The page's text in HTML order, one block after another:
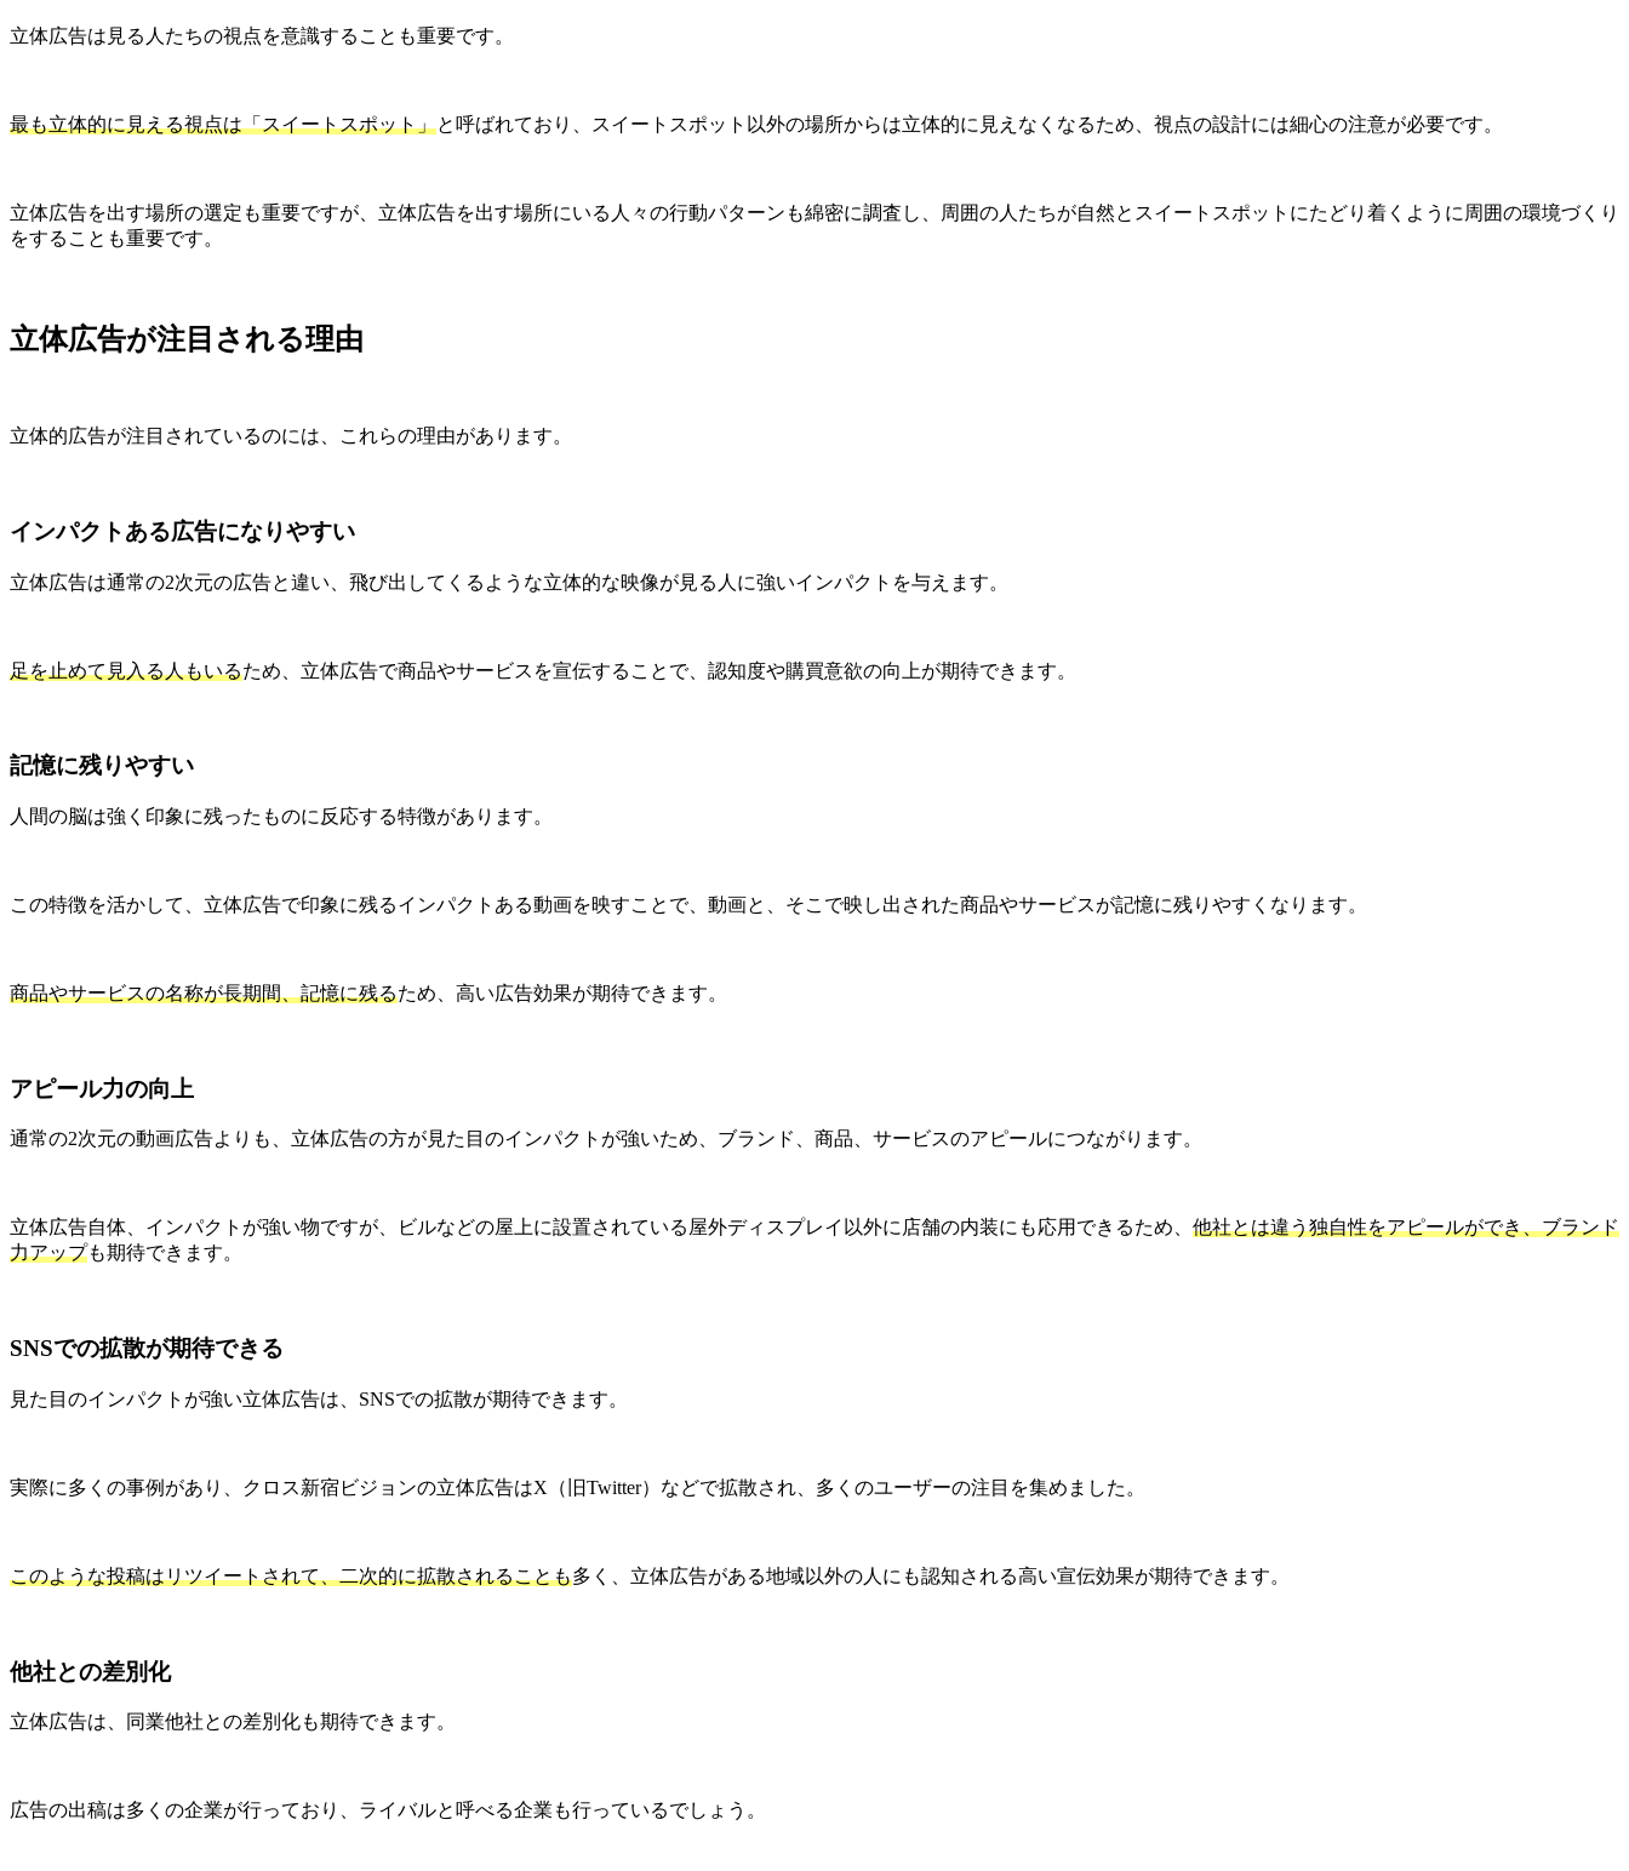
立体広告は見る人たちの視点を意識することも重要です。
最も立体的に見える視点は「スイートスポット」と呼ばれており、スイートスポット以外の場所からは立体的に見えなくなるため、視点の設計には細心の注意が必要です。
立体広告を出す場所の選定も重要ですが、立体広告を出す場所にいる人々の行動パターンも綿密に調査し、周囲の人たちが自然とスイートスポットにたどり着くように周囲の環境づくり
をすることも重要です。
立体広告が注目される理由
立体的広告が注目されているのには、これらの理由があります。
インパクトある広告になりやすい
立体広告は通常の2次元の広告と違い、飛び出してくるような立体的な映像が見る人に強いインパクトを与えます。
足を止めて見入る人もいるため、立体広告で商品やサービスを宣伝することで、認知度や購買意欲の向上が期待できます。
記憶に残りやすい
人間の脳は強く印象に残ったものに反応する特徴があります。
この特徴を活かして、立体広告で印象に残るインパクトある動画を映すことで、動画と、そこで映し出された商品やサービスが記憶に残りやすくなります。
商品やサービスの名称が長期間、記憶に残るため、高い広告効果が期待できます。
アピール力の向上
通常の2次元の動画広告よりも、立体広告の方が見た目のインパクトが強いため、ブランド、商品、サービスのアピールにつながります。
立体広告自体、インパクトが強い物ですが、ビルなどの屋上に設置されている屋外ディスプレイ以外に店舗の内装にも応用できるため、 他社とは違う独自性をアピールができ、ブランド
力アップも期待できます。
SNSでの拡散が期待できる
見た目のインパクトが強い立体広告は、SNSでの拡散が期待できます。
実際に多くの事例があり、クロス新宿ビジョンの立体広告はX（旧Twitter）などで拡散され、多くのユーザーの注目を集めました。
このような投稿はリツイートされて、二次的に拡散されることも多く、立体広告がある地域以外の人にも認知される高い宣伝効果が期待できます。
他社との差別化
立体広告は、同業他社との差別化も期待できます。
広告の出稿は多くの企業が行っており、ライバルと呼べる企業も行っているでしょう。